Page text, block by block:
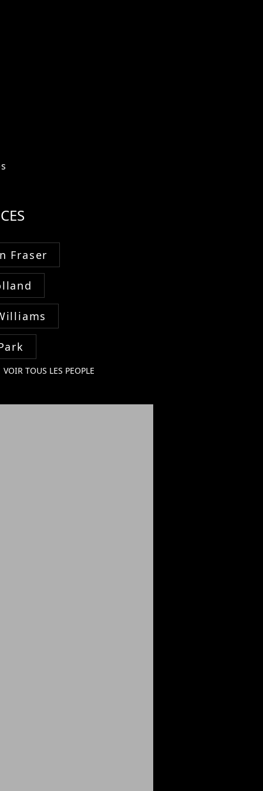
Fraser
VOIR TOUS LES PEOPLE